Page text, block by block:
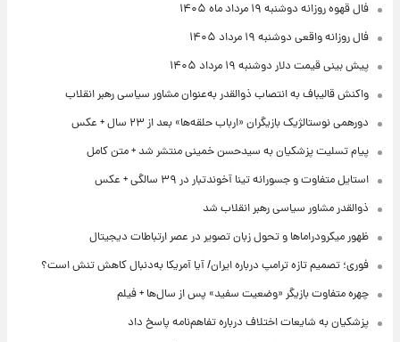
فال قهوه روزانه دوشنبه ۱۹ مرداد ماه ۱۴۰۵
فال روزانه واقعی دوشنبه ۱۹ مرداد ۱۴۰۵
پیش‌ بینی قیمت دلار دوشنبه ۱۹ مرداد ۱۴۰۵
واکنش قالیباف به انتصاب ذوالقدر به‌عنوان مشاور سیاسی رهبر انقلاب
دورهمی نوستالژیک بازیگران «ارباب حلقه‌ها» بعد از ۲۳ سال + عکس
پیام تسلیت پزشکیان به سیدحسن خمینی منتشر شد + متن کامل
استایل متفاوت و جسورانه تینا آخوندتبار در ۳۹ سالگی + عکس
ذوالقدر مشاور سیاسی رهبر انقلاب شد
ظهور میکرودراماها و تحول زبان تصویر در عصر ارتباطات دیجیتال
فوری؛ تصمیم تازه ترامپ درباره ایران/ آیا آمریکا به‌دنبال کاهش تنش است؟
چهره متفاوت بازیگر «وضعیت سفید» پس از سال‌ها + فیلم
پزشکیان به شایعات اختلاف درباره تفاهم‌نامه پاسخ داد